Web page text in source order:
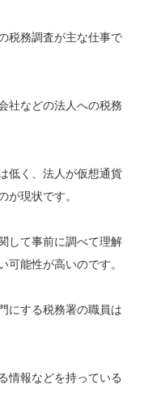
税務調査が主な仕事で
社などの法人への税務
低く、法人が仮想通貨
が現状です。
して事前に調べて理解
可能性が高いのです。
にする税務署の職員は
情報などを持っている